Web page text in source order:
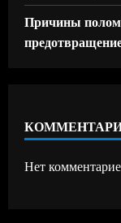
Причины
Нет